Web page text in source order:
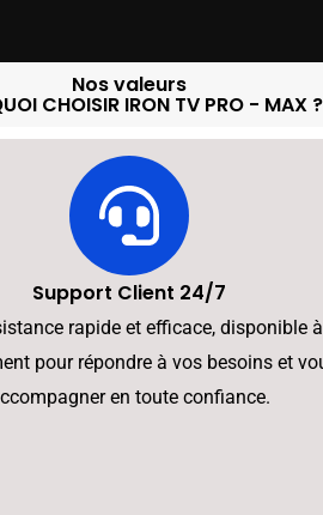
Nos valeurs
CHOISIR IRON TV PRO - MAX ?
Support Client 24/7
rapide et efficace, disponible à
pour répondre à vos besoins et
en toute confiance.